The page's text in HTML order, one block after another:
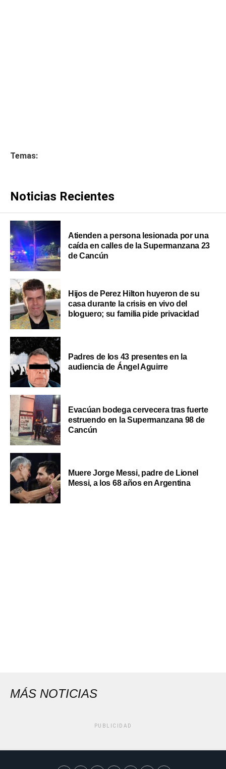
Temas:
Noticias Recientes
Atienden a persona lesionada por una
caída en calles de la Supermanzana 23
de Cancún
Hijos de Perez Hilton huyeron de su
casa durante la crisis en vivo del
bloguero; su familia pide privacidad
Padres de los 43 presentes en la
audiencia de Ángel Aguirre
Evacúan bodega cervecera tras fuerte
estruendo en la Supermanzana 98 de
Cancún
Muere Jorge Messi, padre de Lionel
Messi, a los 68 años en Argentina
MÁS NOTICIAS
PUBLICIDAD